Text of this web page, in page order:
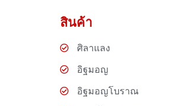
สินค้า
ศิลาแลง
อิฐมอญ
อิฐมอญโบราณ